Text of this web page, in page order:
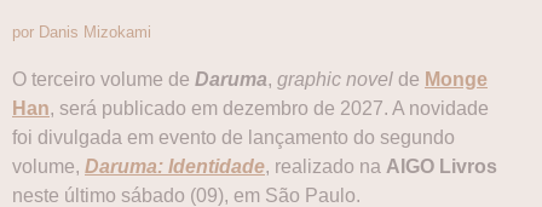
por Danis Mizokami
O terceiro volume de Daruma, graphic novel de Monge
Han, será publicado em dezembro de 2027. A novidade
foi divulgada em evento de lançamento do segundo
volume, Daruma: Identidade, realizado na AIGO Livros
neste último sábado (09), em São Paulo.